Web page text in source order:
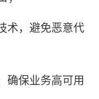
，避免恶意代
保业务高可用